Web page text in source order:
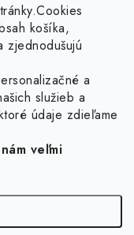
Cookies
košíka,
zjednodušujú
a
služieb a
údaje zdieľame
veľmi